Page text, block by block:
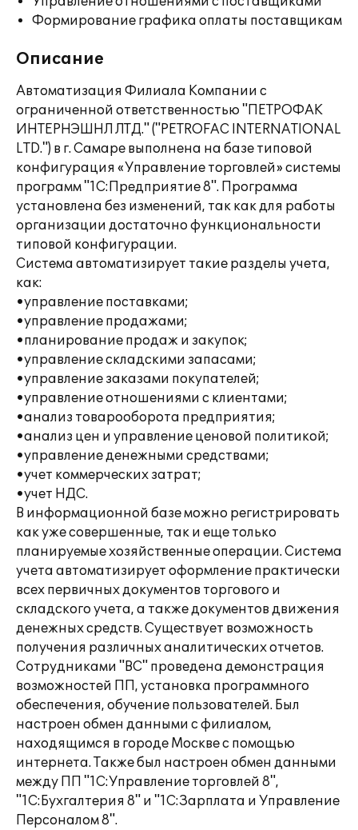
Формирование графика оплаты поставщикам
Описание
Автоматизация Филиала Компании с
ограниченной ответственностью "ПЕТРОФАК
ИНТЕРНЭШНЛ ЛТД." ("PETROFAС INTERNATIONAL
LTD.") в г. Самаре выполнена на базе типовой
конфигурация «Управление торговлей» системы
программ "1С:Предприятие 8". Программа
установлена без изменений, так как для работы
организации достаточно функциональности
типовой конфигурации.
Система автоматизирует такие разделы учета,
как:
•управление поставками;
•управление продажами;
•планирование продаж и закупок;
•управление складскими запасами;
•управление заказами покупателей;
•управление отношениями с клиентами;
•анализ товарооборота предприятия;
•анализ цен и управление ценовой политикой;
•управление денежными средствами;
•учет коммерческих затрат;
•учет НДС.
В информационной базе можно регистрировать
как уже совершенные, так и еще только
планируемые хозяйственные операции. Система
учета автоматизирует оформление практически
всех первичных документов торгового и
складского учета, а также документов движения
денежных средств. Существует возможность
получения различных аналитических отчетов.
Сотрудниками "ВС" проведена демонстрация
возможностей ПП, установка программного
обеспечения, обучение пользователей. Был
настроен обмен данными с филиалом,
находящимся в городе Москве с помощью
интернета. Также был настроен обмен данными
между ПП "1С:Управление торговлей 8",
"1С:Бухгалтерия 8" и "1С:Зарплата и Управление
Персоналом 8".